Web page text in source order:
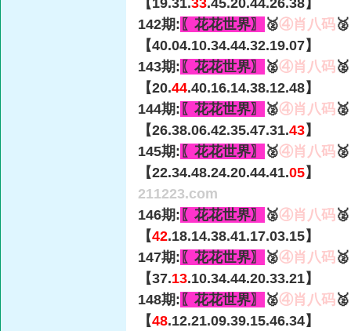
【19.31.33.45.20.44.26.38】
142期: 〖花花世界〗 🥈④肖八码
【40.04.10.34.44.32.19.07】
143期: 〖花花世界〗 🥈④肖八码
【20.44.40.16.14.38.12.48】
144期: 〖花花世界〗 🥈④肖八码
【26.38.06.42.35.47.31.43】
145期: 〖花花世界〗 🥈④肖八码
【22.34.48.24.20.44.41.05】
211223.com
146期: 〖花花世界〗 🥈④肖八码
【42.18.14.38.41.17.03.15】
147期: 〖花花世界〗 🥈④肖八码
【37.13.10.34.44.20.33.21】
148期: 〖花花世界〗 🥈④肖八码
【48.12.21.09.39.15.46.34】